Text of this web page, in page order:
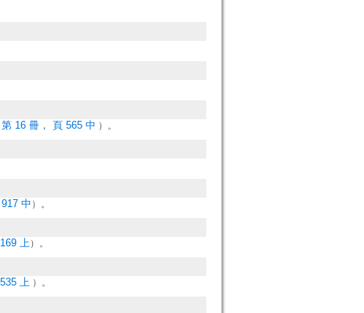
第 16 冊， 頁 565 中 ）。
中 ）。
上）。
上）。